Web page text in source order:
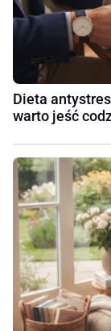
Dieta
warto jeść